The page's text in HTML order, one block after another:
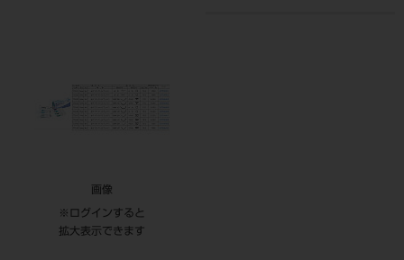
画像
※ログインすると
拡大表示できます